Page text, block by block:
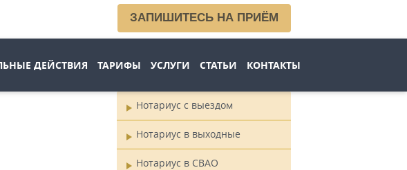
ЗАПИШИТЕСЬ НА ПРИЁМ
ДЕЙСТВИЯ ТАРИФЫ УСЛУГИ СТАТЬИ КОНТАКТЫ
Главное
меню
Нотариус с выездом
Нотариус в выходные
Нотариус в СВАО